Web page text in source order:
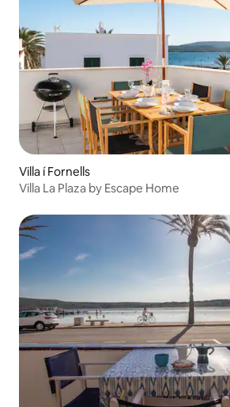
Villa í Fornells
Villa La Plaza by Escape Home